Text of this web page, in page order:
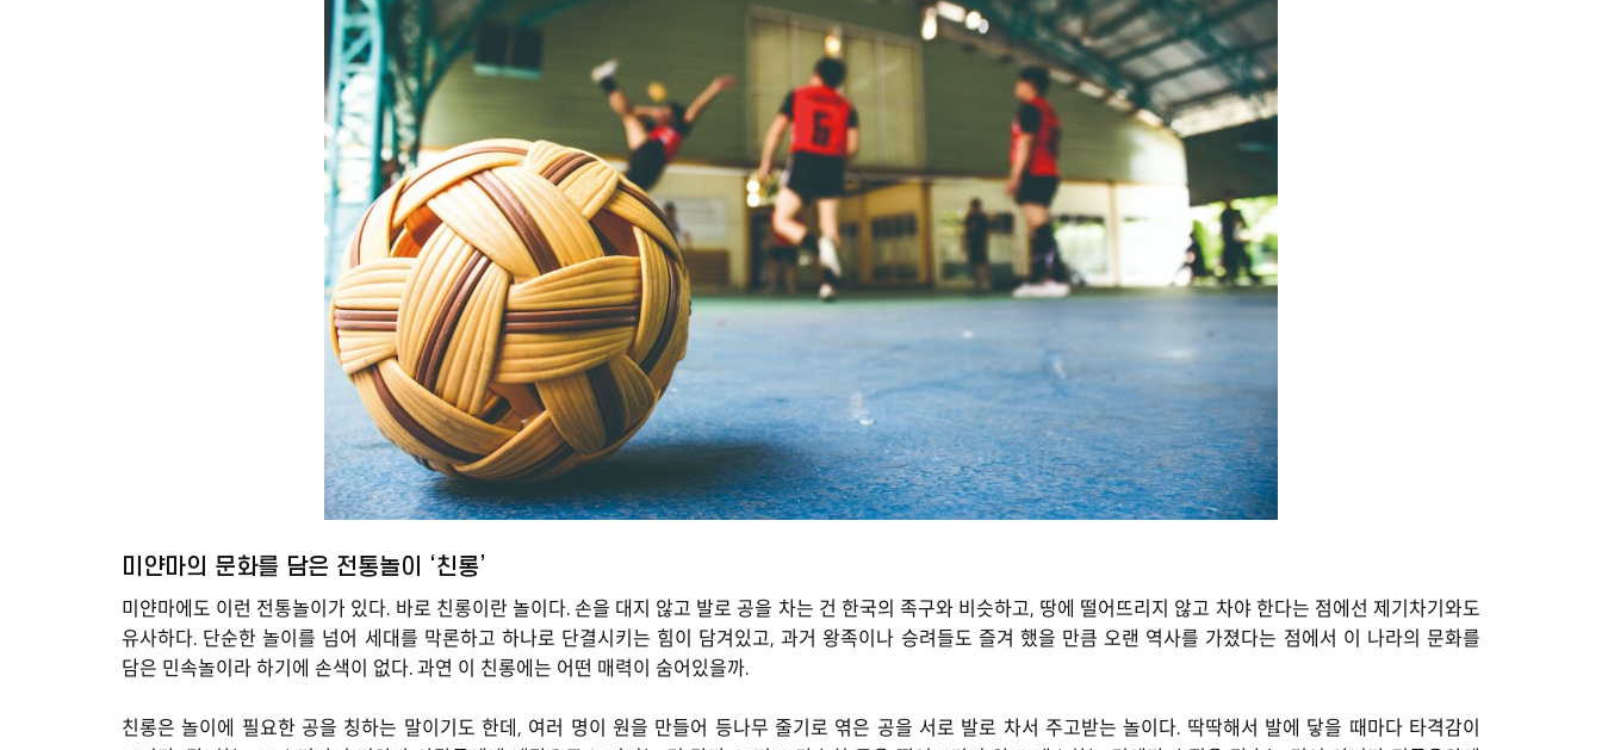
미얀마의 문화를 담은 전통놀이 ‘친롱’
미얀마에도 이런 전통놀이가 있다. 바로 친롱이란 놀이다. 손을 대지 않고 발로 공을 차는 건 한국의 족구와 비슷하고, 땅에 떨어뜨리지 않고 차야 한다는 점에선 제기차기와도
유사하다. 단순한 놀이를 넘어 세대를 막론하고 하나로 단결시키는 힘이 담겨있고, 과거 왕족이나 승려들도 즐겨 했을 만큼 오랜 역사를 가졌다는 점에서 이 나라의 문화를
담은 민속놀이라 하기에 손색이 없다. 과연 이 친롱에는 어떤 매력이 숨어있을까.
친롱은 놀이에 필요한 공을 칭하는 말이기도 한데, 여러 명이 원을 만들어 등나무 줄기로 엮은 공을 서로 발로 차서 주고받는 놀이다. 딱딱해서 발에 닿을 때마다 타격감이